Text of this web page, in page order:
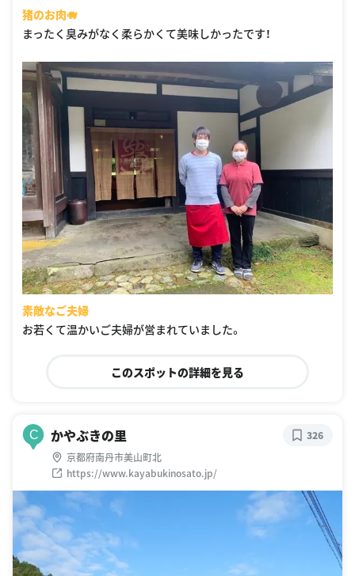
猪のお肉🐗
まったく臭みがなく柔らかくて美味しかったです！
素敵なご夫婦
お若くて温かいご夫婦が営まれていました。
このスポットの詳細を見る
C かやぶきの里
京都府南丹市美山町北
https://www.kayabukinosato.jp/
326